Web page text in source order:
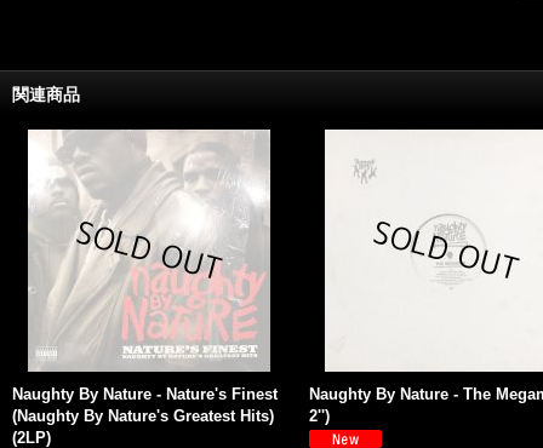
関連商品
Naughty By Nature - Nature's Finest
(Naughty By Nature's Greatest Hits)
(2LP)
Naughty By Nature - The
2'')